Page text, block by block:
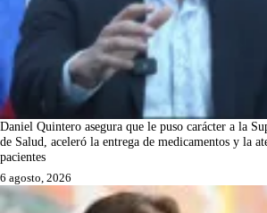
Daniel Quintero asegura que le puso carácter a la
de Salud, aceleró la entrega de medicamentos y la
pacientes
6 agosto, 2026